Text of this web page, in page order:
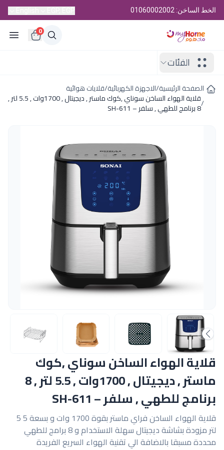
الخط الساخن: 01060002002
0
الفئات
الصفحة الرئيسية/الاجهزة الكهربائية/قلايات هوائية
/
قلاية الهواء الساخن سوناي ,كوك ماستر , ديجيتال , 1700وات , 5.5 لتر ,
8 برنامج للطهي , سلفر – SH-611
قلاية الهواء الساخن سوناي ,كوك
ماستر , ديجيتال , 1700وات , 5.5 لتر , 8
برنامج للطهي , سلفر – SH-611
قلاية الهواء الساخن فراي ماستر بقوة 1700 وات و بسعة 5 5
لتر مزودة بشاشة ديجيتال سهلة الاستخدام و 8 برامج للطهي
محددة مسبقا بالاضافة الي تقنية الهواء السريع الفريدة